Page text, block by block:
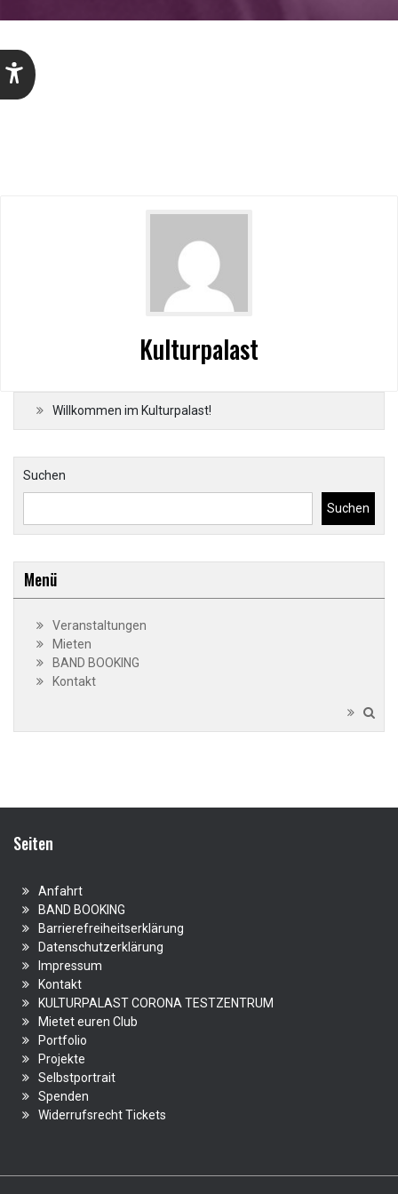
Kulturpalast
Willkommen im Kulturpalast!
Suchen
Suchen
Menü
Veranstaltungen
Mieten
BAND BOOKING
Kontakt
Seiten
Anfahrt
BAND BOOKING
Barrierefreiheitserklärung
Datenschutzerklärung
Impressum
Kontakt
KULTURPALAST CORONA TESTZENTRUM
Mietet euren Club
Portfolio
Projekte
Selbstportrait
Spenden
Widerrufsrecht Tickets